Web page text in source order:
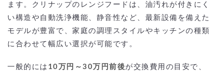
ます。クリナップのレンジフードは、油汚れが付きにく
い構造や自動洗浄機能、静音性など、最新設備を備えた
モデルが豊富で、家庭の調理スタイルやキッチンの種類
に合わせて幅広い選択が可能です。
一般的には 10万円～30万円前後が交換費用の目安で、